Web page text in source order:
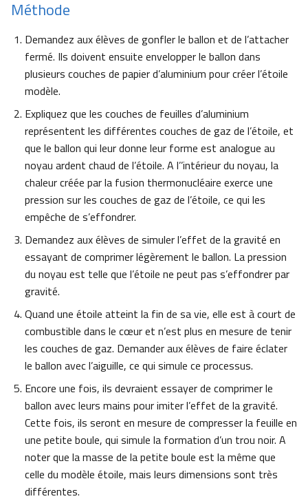
Méthode
Demandez aux élèves de gonfler le ballon et de l’attacher
fermé. Ils doivent ensuite envelopper le ballon dans
plusieurs couches de papier d’aluminium pour créer l’étoile
modèle.
Expliquez que les couches de feuilles d’aluminium
représentent les différentes couches de gaz de l’étoile, et
que le ballon qui leur donne leur forme est analogue au
noyau ardent chaud de l’étoile. A l’’intérieur du noyau, la
chaleur créée par la fusion thermonucléaire exerce une
pression sur les couches de gaz de l’étoile, ce qui les
empêche de s’effondrer.
Demandez aux élèves de simuler l’effet de la gravité en
essayant de comprimer légèrement le ballon. La pression
du noyau est telle que l’étoile ne peut pas s’effondrer par
gravité.
Quand une étoile atteint la fin de sa vie, elle est à court de
combustible dans le cœur et n’est plus en mesure de tenir
les couches de gaz. Demander aux élèves de faire éclater
le ballon avec l’aiguille, ce qui simule ce processus.
Encore une fois, ils devraient essayer de comprimer le
ballon avec leurs mains pour imiter l’effet de la gravité.
Cette fois, ils seront en mesure de compresser la feuille en
une petite boule, qui simule la formation d’un trou noir. A
noter que la masse de la petite boule est la même que
celle du modèle étoile, mais leurs dimensions sont très
différentes.